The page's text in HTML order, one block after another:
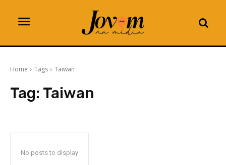
Home Tags Taiwan
Tag: Taiwan
No posts to display